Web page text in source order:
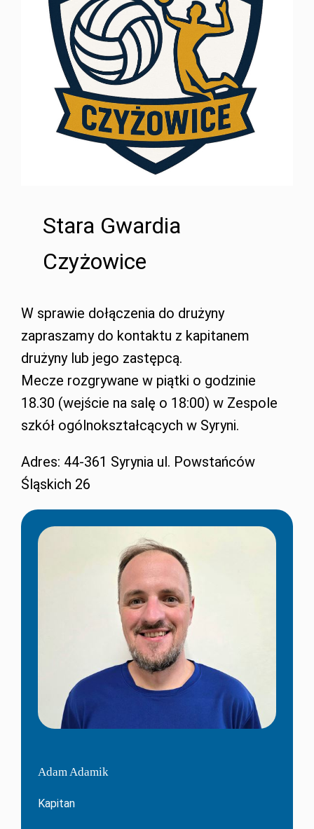
Stara Gwardia
Czyżowice
W sprawie dołączenia do drużyny
zapraszamy do kontaktu z kapitanem
drużyny lub jego zastępcą.
Mecze rozgrywane w piątki o godzinie
18.30 (wejście na salę o 18:00) w Zespole
szkół ogólnokształcących w Syryni.
Adres: 44-361 Syrynia ul. Powstańców
Śląskich 26
Adam Adamik
Kapitan